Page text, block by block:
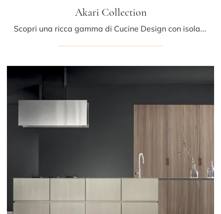
Akari Collection
Scopri una ricca gamma di Cucine Design con isola: la cucina Akari Collection Mittel è ora disponibile in legno!